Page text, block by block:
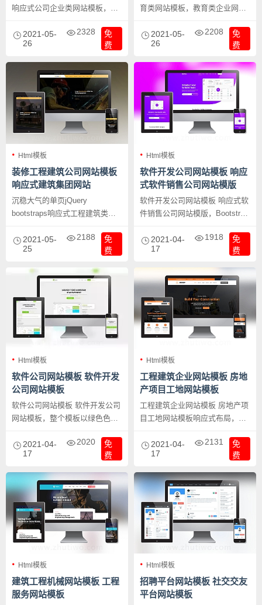
响应式公司企业类网站模板，企
站风格主题。
2021-05-
26
2328
免
费
育类网站模板，教育类企业网站
于线上线下教育行业都是挺适合
的，并且SEO结构佳。
2021-05-
26
2208
免
费
Html模板
装修工程建筑公司网站模板
响应式建筑集团网站
沉稳大气的单页jQuery
bootstraps响应式工程建筑类网
模板 响应式建筑集团网站。
2021-05-
25
2188
免
费
Html模板
软件开发公司网站模板 响应
式软件销售公司网站模版
软件开发公司网站模板 响应式软
件销售公司网站模版，Bootstrap
种首页风格布局。
2021-04-
17
1918
免
费
Html模板
软件公司网站模板 软件开发
公司网站模板
软件公司网站模板 软件开发公司
网站模板，整个模板以绿色色调
绍运营软件的好利器。
2021-04-
17
2020
免
费
Html模板
工程建筑企业网站模板 房地
产项目工地网站模板
工程建筑企业网站模板 房地产项
目工地网站模板响应式布局，网
Bootcss完成。
2021-04-
17
2131
免
费
Html模板
建筑工程机械网站模板 工程
服务网站模板
Html模板
招聘平台网站模板 社交交友
平台网站模板